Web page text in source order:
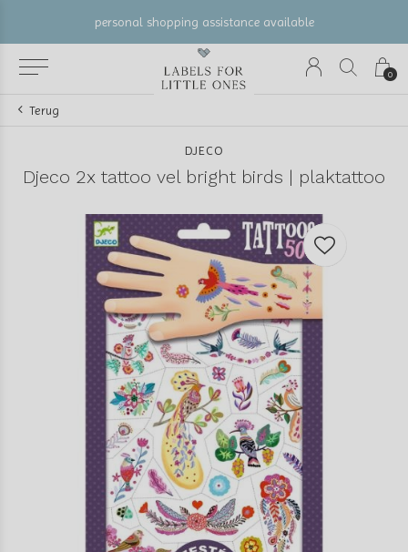
0
personal shopping assistance available
Terug
DJECO
Djeco 2x tattoo vel bright birds | plaktattoo